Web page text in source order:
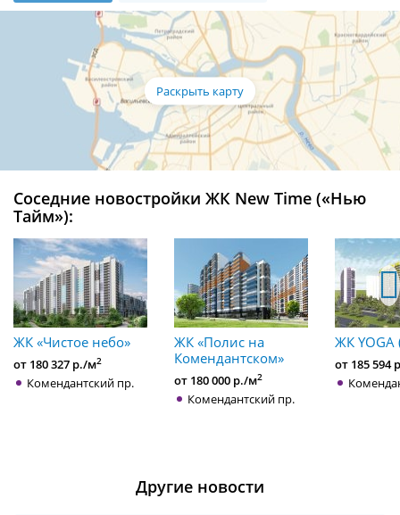
Соседние новостройки ЖК New Time («Нью
Тайм»):
ЖК «Чистое небо»
от 180 327 р./м2
Комендантский пр.
ЖК «Полис на
Комендантском»
от 180 000 р./м2
Комендантский пр.
ЖК YOGA
от 185 594
Другие новости